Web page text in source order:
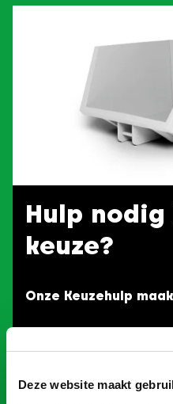
Deze website maakt
Hulp
keuze?
Onze Keuzehulp
onze Container
verbouwen, slopen of